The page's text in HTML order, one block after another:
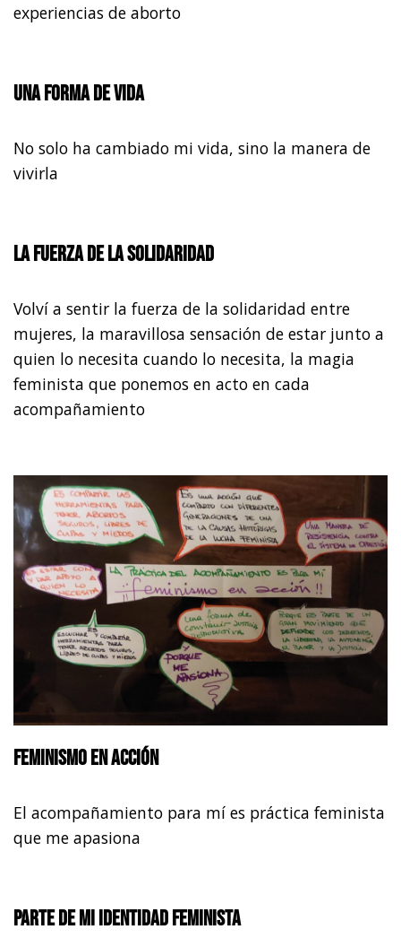
experiencias de aborto
Una forma de vida
No solo ha cambiado mi vida, sino la manera de
vivirla
La fuerza de la solidaridad
Volví a sentir la fuerza de la solidaridad entre
mujeres, la maravillosa sensación de estar junto a
quien lo necesita cuando lo necesita, la magia
feminista que ponemos en acto en cada
acompañamiento
Feminismo en acción
El acompañamiento para mí es práctica feminista
que me apasiona
Parte de mi identidad feminista